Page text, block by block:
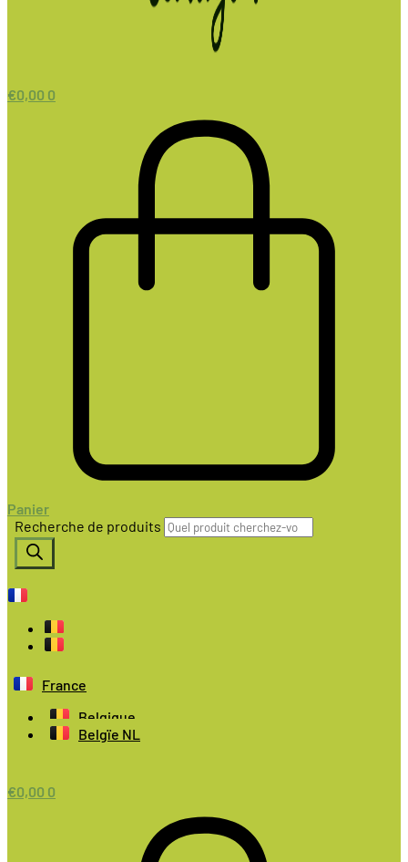
€0,00 0
Panier
Recherche de produits
France
Belgique
Belgïe NL
€0,00 0